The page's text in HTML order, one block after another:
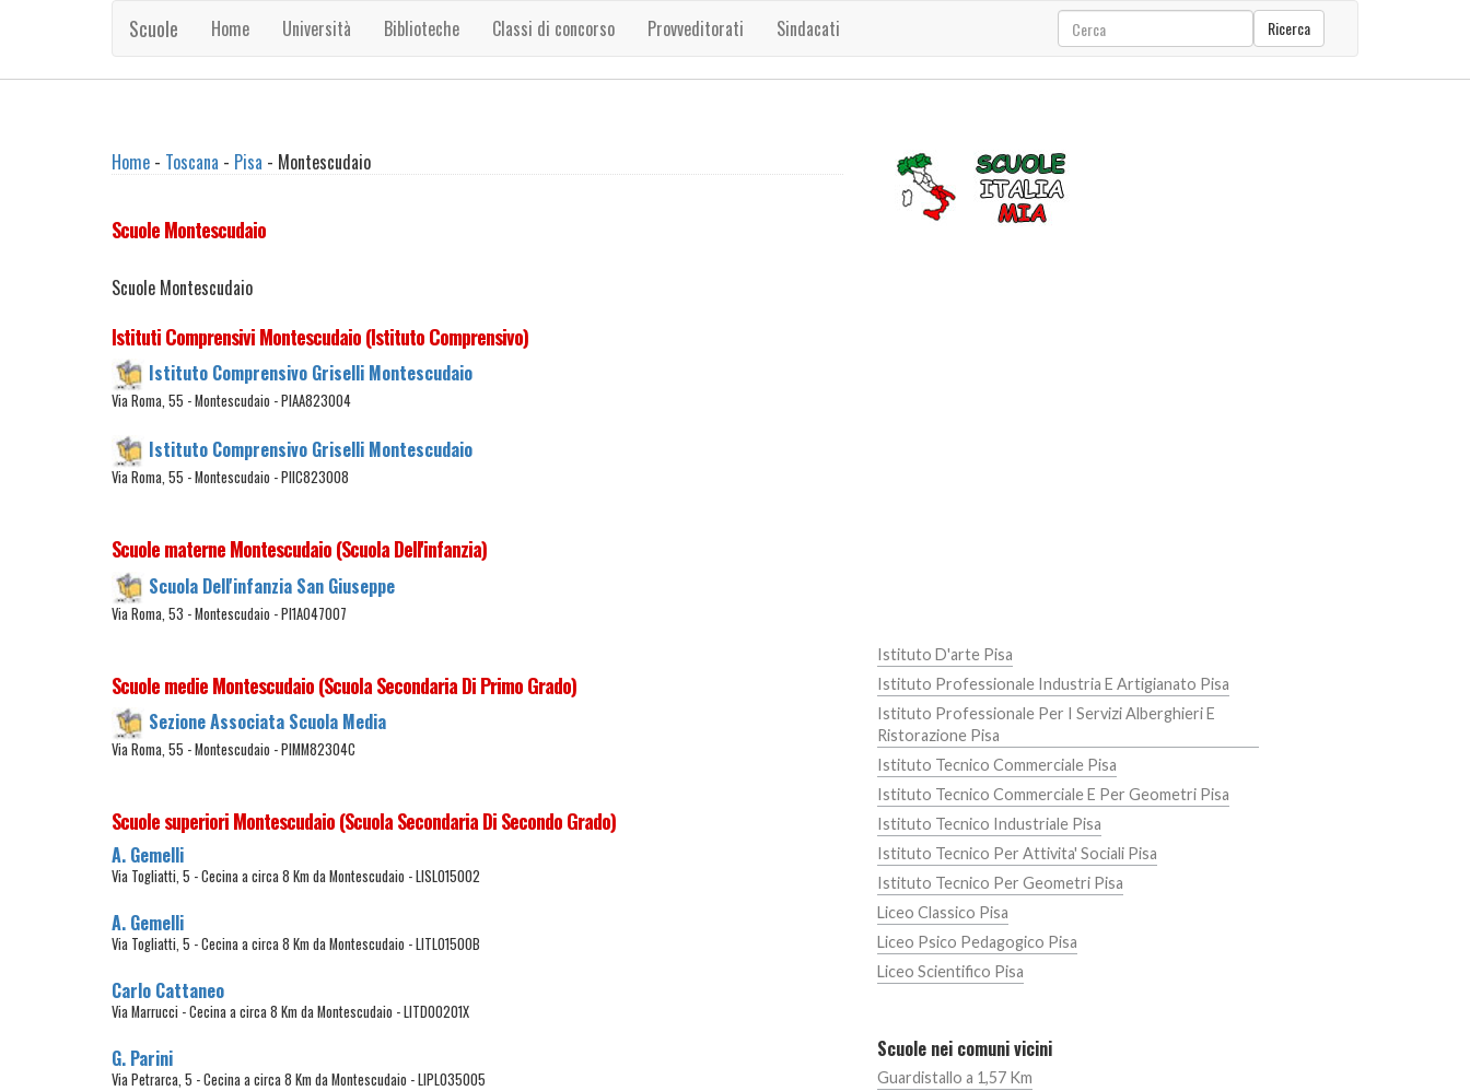
Scuole Home Università Biblioteche Classi di concorso Provveditorati Sindacati Ricerca
Home - Toscana - Pisa - Montescudaio
Scuole Montescudaio
Scuole Montescudaio
Istituti Comprensivi Montescudaio (Istituto Comprensivo)
Istituto Comprensivo Griselli Montescudaio
Via Roma, 55 - Montescudaio - PIAA823004
Istituto Comprensivo Griselli Montescudaio
Via Roma, 55 - Montescudaio - PIIC823008
Scuole materne Montescudaio (Scuola Dell'infanzia)
Scuola Dell'infanzia San Giuseppe
Via Roma, 53 - Montescudaio - PI1A047007
Scuole medie Montescudaio (Scuola Secondaria Di Primo Grado)
Sezione Associata Scuola Media
Via Roma, 55 - Montescudaio - PIMM82304C
Scuole superiori Montescudaio (Scuola Secondaria Di Secondo Grado)
A. Gemelli
Via Togliatti, 5 - Cecina a circa 8 Km da Montescudaio - LISL015002
A. Gemelli
Via Togliatti, 5 - Cecina a circa 8 Km da Montescudaio - LITL01500B
Carlo Cattaneo
Via Marrucci - Cecina a circa 8 Km da Montescudaio - LITD00201X
G. Parini
Via Petrarca, 5 - Cecina a circa 8 Km da Montescudaio - LIPL035005
Istituto D'arte Pisa
Istituto Professionale Industria E Artigianato Pisa
Istituto Professionale Per I Servizi Alberghieri E
Ristorazione Pisa
Istituto Tecnico Commerciale Pisa
Istituto Tecnico Commerciale E Per Geometri Pisa
Istituto Tecnico Industriale Pisa
Istituto Tecnico Per Attivita' Sociali Pisa
Istituto Tecnico Per Geometri Pisa
Liceo Classico Pisa
Liceo Psico Pedagogico Pisa
Liceo Scientifico Pisa
Scuole nei comuni vicini
Guardistallo a 1,57 Km